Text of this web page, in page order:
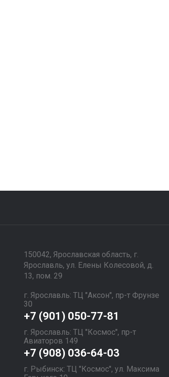
150042, Ярославская область, г.
Ярославль, ул. Елены Колесовой, д.
13, пом. 29
г. Ярославль: ТЦ "Аксон", пр-т Фрунзе
30
+7 (901) 050-77-81
г. Ярославль: ТЦ "Космос", пр-т
Авиаторов 149
+7 (908) 036-64-03
г. Рыбинск: ТЦ "Космос", ул. Максима